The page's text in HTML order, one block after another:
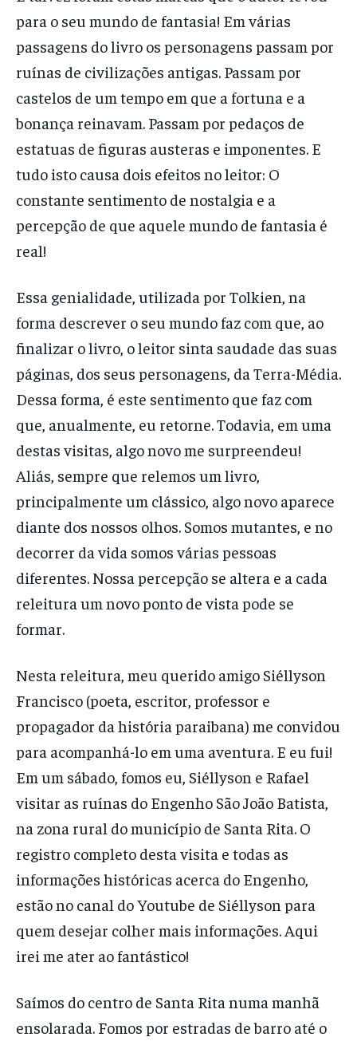
para o seu mundo de fantasia! Em várias
passagens do livro os personagens passam por
ruínas de civilizações antigas. Passam por
castelos de um tempo em que a fortuna e a
bonança reinavam. Passam por pedaços de
estatuas de figuras austeras e imponentes. E
tudo isto causa dois efeitos no leitor: O
constante sentimento de nostalgia e a
percepção de que aquele mundo de fantasia é
real!
Essa genialidade, utilizada por Tolkien, na
forma descrever o seu mundo faz com que, ao
finalizar o livro, o leitor sinta saudade das suas
páginas, dos seus personagens, da Terra-Média.
Dessa forma, é este sentimento que faz com
que, anualmente, eu retorne. Todavia, em uma
destas visitas, algo novo me surpreendeu!
Aliás, sempre que relemos um livro,
principalmente um clássico, algo novo aparece
diante dos nossos olhos. Somos mutantes, e no
decorrer da vida somos várias pessoas
diferentes. Nossa percepção se altera e a cada
releitura um novo ponto de vista pode se
formar.
Nesta releitura, meu querido amigo Siéllyson
Francisco (poeta, escritor, professor e
propagador da história paraibana) me convidou
para acompanhá-lo em uma aventura. E eu fui!
Em um sábado, fomos eu, Siéllyson e Rafael
visitar as ruínas do Engenho São João Batista,
na zona rural do município de Santa Rita. O
registro completo desta visita e todas as
informações históricas acerca do Engenho,
estão no canal do Youtube de Siéllyson para
quem desejar colher mais informações. Aqui
irei me ater ao fantástico!
Saímos do centro de Santa Rita numa manhã
ensolarada. Fomos por estradas de barro até o